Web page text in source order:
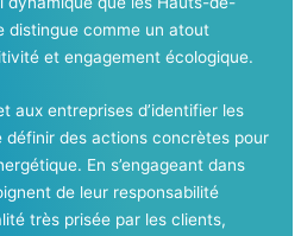
distingue comme un atout
et engagement écologique.
aux entreprises d’identifier les
définir des actions concrètes pour
En s’engageant dans
de leur responsabilité
très prisée par les clients,